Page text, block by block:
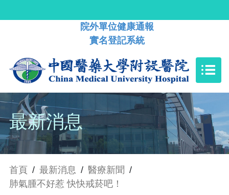
院外單位健康通報
實名登記系統
最新消息
首頁 / 最新消息 / 醫療新聞 /
肺氣腫不好惹 快快戒菸吧！